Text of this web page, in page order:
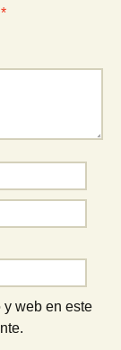
*
y web en este